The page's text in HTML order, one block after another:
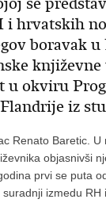
hrvatskih
boravak
u okviru
iz
Renato Baretic.
objasnivši
prvi se puta
izmedu